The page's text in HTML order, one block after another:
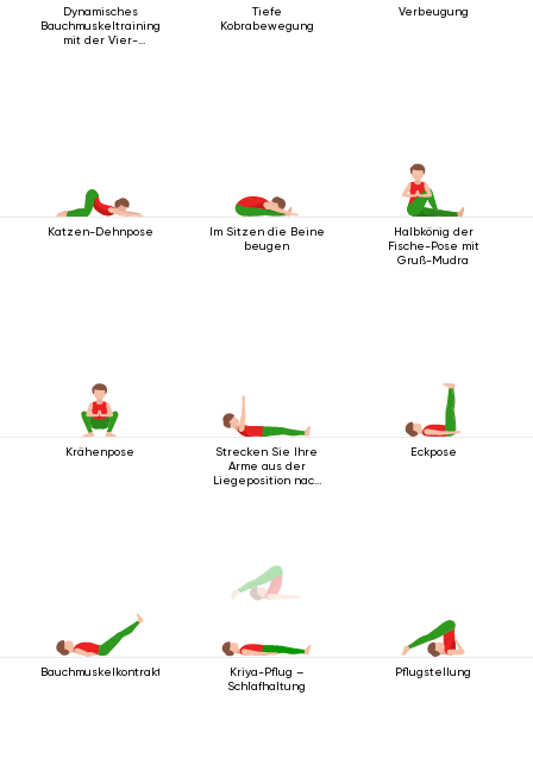
Dynamisches
Bauchmuskeltraining
mit der Vier-
Tiefe
Kobrabewegung
Verbeugung
Katzen-Dehnpose
Im Sitzen die Beine
beugen
Halbkönig der
Fische-Pose mit
Gruß-Mudra
Krähenpose
Strecken Sie Ihre
Arme aus der
Liegeposition nach
Eckpose
Bauchmuskelkontraktionshaltung
Kriya-Pflug –
Schlafhaltung
Pflugstellung